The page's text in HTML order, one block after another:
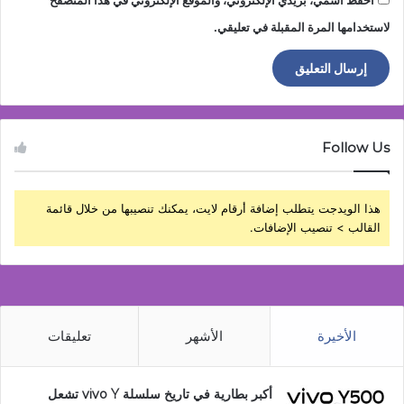
لاستخدامها المرة المقبلة في تعليقي.
Follow Us
هذا الويدجت يتطلب إضافة أرقام لايت، يمكنك تنصيبها من خلال قائمة
القالب > تنصيب الإضافات.
الأخيرة الأشهر تعليقات
أكبر بطارية في تاريخ سلسلة vivo Y تشعل